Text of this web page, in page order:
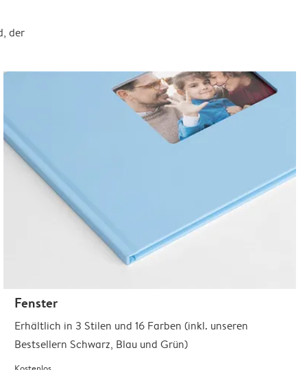
der
Fenster
Erhältlich in 3 Stilen und 16 Farben (inkl. unseren
Bestsellern Schwarz, Blau und Grün)